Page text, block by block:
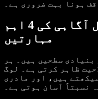
فونیولوجیکل آگاہی کی 4 اہم
مہارتیں
سطحیں ہیں۔ ہر
ظاہر کرتی ہے۔ لوگ
ہیں، اور مادری